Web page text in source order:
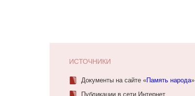
ИСТОЧНИКИ
Документы на сайте «Память народа»
Публикации в сети Интернет